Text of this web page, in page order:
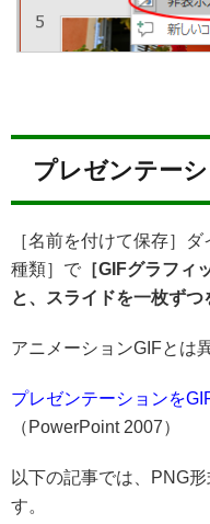
プレゼンテー
［名前を付けて保存］
種類］で ［GIFグラフィ
と、スライドを一枚ずつ
アニメーションGIFとは
プレゼンテーションを
（PowerPoint 2007）
以下の記事では、PNG
す。